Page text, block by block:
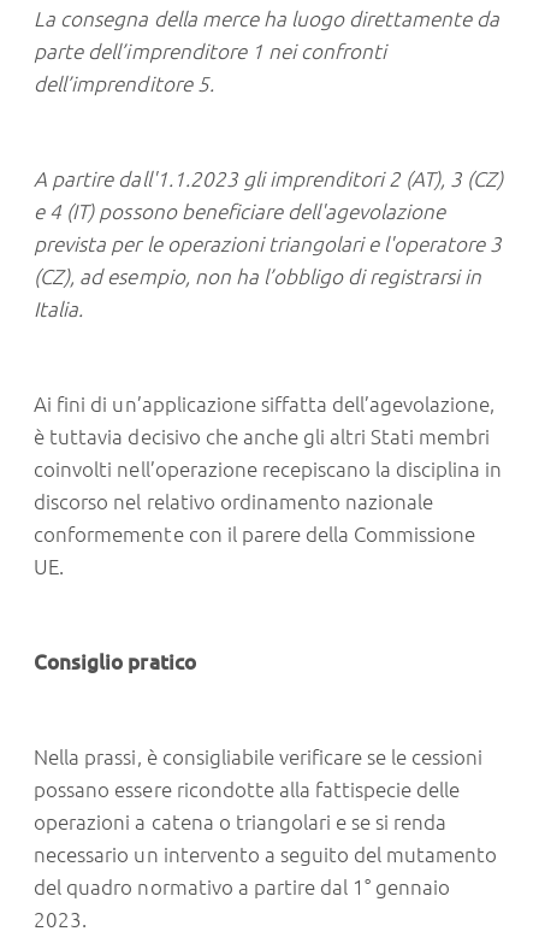
La consegna della merce ha luogo direttamente da
parte dell’imprenditore 1 nei confronti
dell’imprenditore 5.
A partire dall'1.1.2023 gli imprenditori 2 (AT), 3 (CZ)
e 4 (IT) possono beneficiare dell'agevolazione
prevista per le operazioni triangolari e l'operatore 3
(CZ), ad esempio, non ha l’obbligo di registrarsi in
Italia.
Ai fini di un’applicazione siffatta dell’agevolazione,
è tuttavia decisivo che anche gli altri Stati membri
coinvolti nell’operazione recepiscano la disciplina in
discorso nel relativo ordinamento nazionale
conformemente con il parere della Commissione
UE.
Consiglio pratico
Nella prassi, è consigliabile verificare se le cessioni
possano essere ricondotte alla fattispecie delle
operazioni a catena o triangolari e se si renda
necessario un intervento a seguito del mutamento
del quadro normativo a partire dal 1° gennaio
2023.